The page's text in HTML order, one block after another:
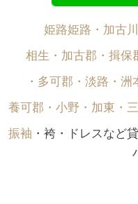
姫路姫路・加古
相生・加古郡・揖保
・多可郡・淡路・洲
養可郡・小野・加東・
振袖 ・袴・ドレスなど